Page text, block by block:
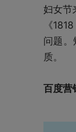
妇女节
《
问题
质。
百度营